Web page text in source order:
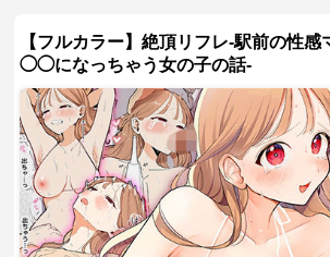
【フルカラー】絶頂リフレ-駅前の性感
◯◯になっちゃう女の子の話-